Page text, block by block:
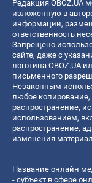
Редакция OBOZ.UA
изложенную в
информации,
ответственность
Запрещено
сайте, даже с
логотипа OBOZ.UA
письменного
Незаконным
любое
распространение,
использованием,
распространение,
изменения
Название онлайн
- субъект в сфере